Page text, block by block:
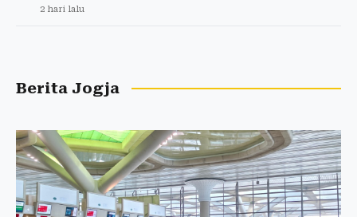
2 hari lalu
Berita Jogja